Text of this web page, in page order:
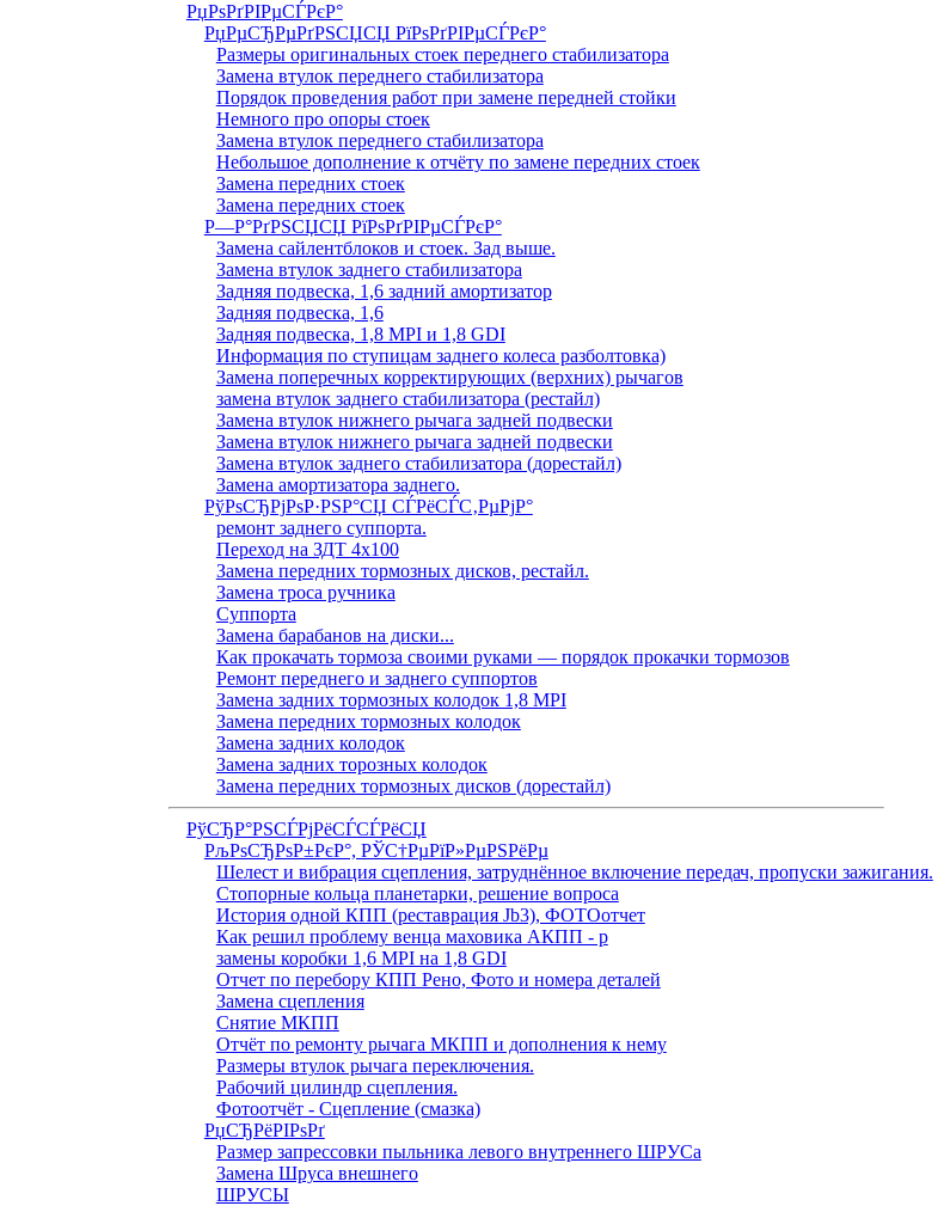
РџРѕРґРІРµСЃРєР°
РџРµСЂРµРґРЅСЏСЏ РїРѕРґРІРµСЃРєР°
Размеры оригинальных стоек переднего стабилизатора
Замена втулок переднего стабилизатора
Порядок проведения работ при замене передней стойки
Немного про опоры стоек
Замена втулок переднего стабилизатора
Небольшое дополнение к отчёту по замене передних стоек
Замена передних стоек
Замена передних стоек
Р—Р°РґРЅСЏСЏ РїРѕРґРІРµСЃРєР°
Замена сайлентблоков и стоек. Зад выше.
Замена втулок заднего стабилизатора
Задняя подвеска, 1,6 задний амортизатор
Задняя подвеска, 1,6
Задняя подвеска, 1,8 MPI и 1,8 GDI
Информация по ступицам заднего колеса разболтовка)
Замена поперечных корректирующих (верхних) рычагов
замена втулок заднего стабилизатора (рестайл)
Замена втулок нижнего рычага задней подвески
Замена втулок нижнего рычага задней подвески
Замена втулок заднего стабилизатора (дорестайл)
Замена амортизатора заднего.
РўРѕСЂРјРѕР·РЅР°СЏ СЃРёСЃС‚РµРјР°
ремонт заднего суппорта.
Переход на ЗДТ 4х100
Замена передних тормозных дисков, рестайл.
Замена троса ручника
Суппорта
Замена барабанов на диски...
Как прокачать тормоза своими руками — порядок прокачки тормозов
Ремонт переднего и заднего суппортов
Замена задних тормозных колодок 1,8 MPI
Замена передних тормозных колодок
Замена задних колодок
Замена задних торозных колодок
Замена передних тормозных дисков (дорестайл)
РўСЂР°РЅСЃРјРёСЃСЃРёСЏ
РљРѕСЂРѕР±РєР°, РЎС†РµРїР»РµРЅРёРµ
Шелест и вибрация сцепления, затруднённое включение передач, пропуски зажигания.
Стопорные кольца планетарки, решение вопроса
История одной КПП (реставрация Jb3), ФОТОотчет
Как решил проблему венца маховика АКПП - р
замены коробки 1,6 MPI на 1,8 GDI
Отчет по перебору КПП Рено, Фото и номера деталей
Замена сцепления
Снятие МКПП
Отчёт по ремонту рычага МКПП и дополнения к нему
Размеры втулок рычага переключения.
Рабочий цилиндр сцепления.
Фотоотчёт - Сцепление (смазка)
РџСЂРёРІРѕРґ
Размер запрессовки пыльника левого внутреннего ШРУСа
Замена Шруса внешнего
ШРУСЫ